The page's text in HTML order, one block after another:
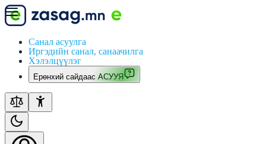
Санал асуулга
Иргэдийн санал, санаачилга
Хэлэлцүүлэг
Ерөнхий сайдаас АСУУЯ